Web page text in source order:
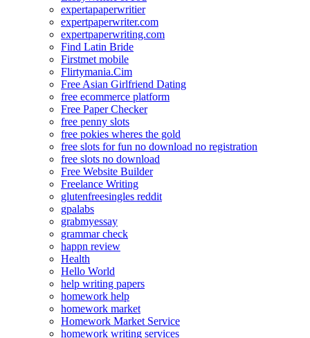
expertapaperwritier
expertpaperwriter.com
expertpaperwriting.com
Find Latin Bride
Firstmet mobile
Flirtymania.Cim
Free Asian Girlfriend Dating
free ecommerce platform
Free Paper Checker
free penny slots
free pokies wheres the gold
free slots for fun no download no registration
free slots no download
Free Website Builder
Freelance Writing
glutenfreesingles reddit
gpalabs
grabmyessay
grammar check
happn review
Health
Hello World
help writing papers
homework help
homework market
Homework Market Service
homework writing services